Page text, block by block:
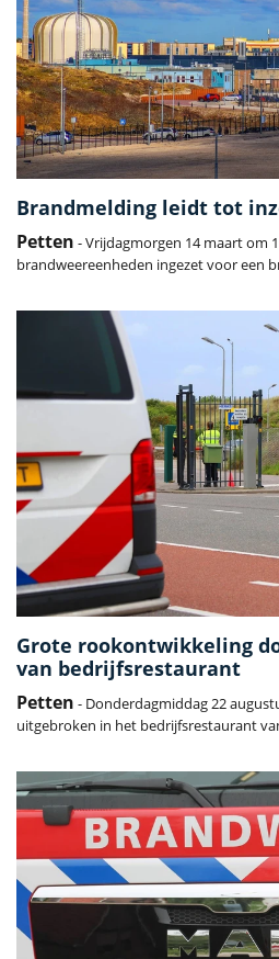
Brandmelding leidt tot
Petten - Vrijdagmorgen 14 maart om
brandweereenheden ingezet voor een
Grote rookontwikkeling
van bedrijfsrestaurant
Petten - Donderdagmiddag 22
uitgebroken in het bedrijfsrestaurant